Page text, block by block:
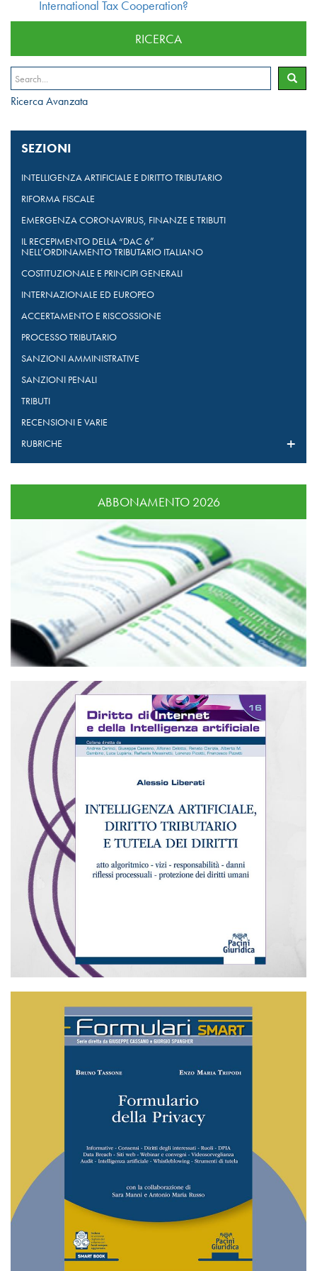
International Tax Cooperation?
RICERCA
Ricerca Avanzata
SEZIONI
INTELLIGENZA ARTIFICIALE E DIRITTO TRIBUTARIO
RIFORMA FISCALE
EMERGENZA CORONAVIRUS, FINANZE E TRIBUTI
IL RECEPIMENTO DELLA “DAC 6”
NELL’ORDINAMENTO TRIBUTARIO ITALIANO
COSTITUZIONALE E PRINCIPI GENERALI
INTERNAZIONALE ED EUROPEO
ACCERTAMENTO E RISCOSSIONE
PROCESSO TRIBUTARIO
SANZIONI AMMINISTRATIVE
SANZIONI PENALI
TRIBUTI
RECENSIONI E VARIE
RUBRICHE
ABBONAMENTO 2026